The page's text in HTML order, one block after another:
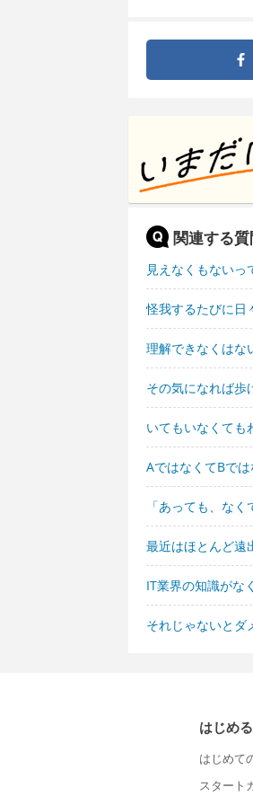
関連する
見えなくもないっ
怪我するたびに日
理解できなくはな
その気になれば歩
いてもいなくても
AではなくてBで
「あっても、な
最近はほとんど遠
IT業界の知識がな
それじゃないとダ
はじめ
はじめて
スタート